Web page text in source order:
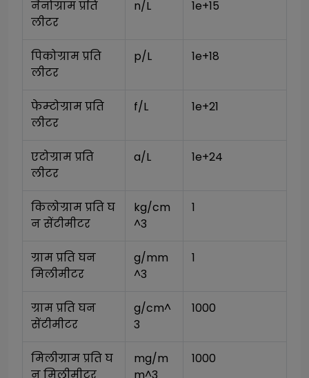
नैनोग्राम प्रति
लीटर
n/L 1e+15
पिकोग्राम प्रति
लीटर
p/L 1e+18
फेम्टोग्राम प्रति
लीटर
f/L 1e+21
एटोग्राम प्रति
लीटर
a/L 1e+24
किलोग्राम प्रति घ
न सेंटीमीटर
kg/cm
^3
1
ग्राम प्रति घन
मिलीमीटर
g/mm
^3
1
ग्राम प्रति घन
सेंटीमीटर
g/cm^
3
1000
मिलीग्राम प्रति घ
mg/m
1000